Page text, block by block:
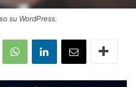
su WordPress.